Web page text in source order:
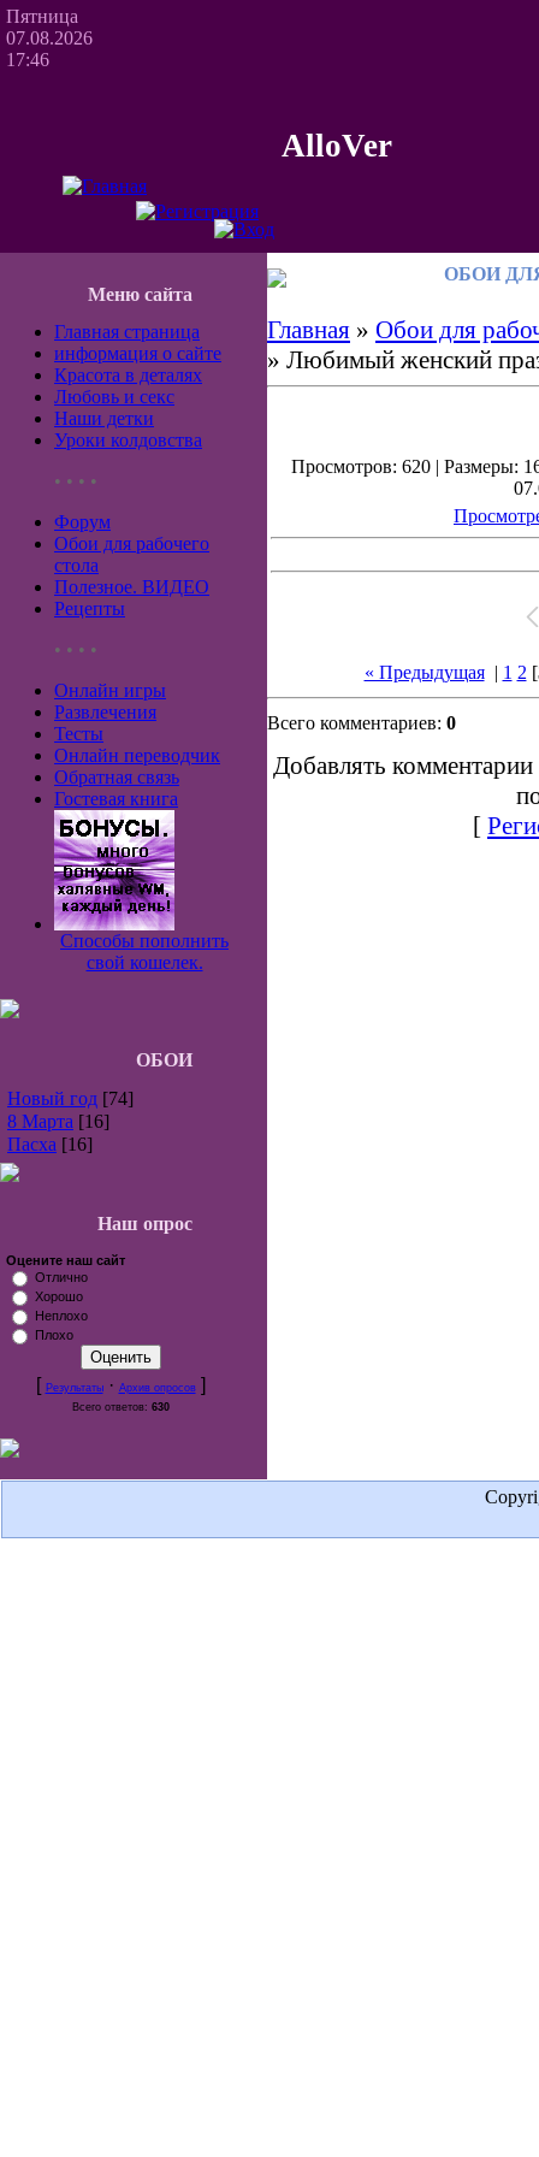
Пятница
07.08.2026
17:46
AlloVer
Меню сайта
Главная страница
информация о сайте
Красота в деталях
Любовь и секс
Наши детки
Уроки колдовства
• • • •
Форум
Обои для рабочего
стола
Полезное. ВИДЕО
Рецепты
• • • •
Онлайн игры
Развлечения
Тесты
Онлайн переводчик
Обратная связь
Гостевая книга
Способы пополнить
свой кошелек.
ОБОИ
Новый год [74]
8 Марта [16]
Пасха [16]
Наш опрос
Оцените наш сайт
Отлично
Хорошо
Неплохо
Плохо
[ Результаты· Архив опросов]
Всего ответов: 630
ОБОИ
Главная » Обои для
» Любимый женский
Просмотров: 620 | Размеры:
« Предыдущая| 1 2 [
Всего комментариев: 0
Добавлять комментарии
[